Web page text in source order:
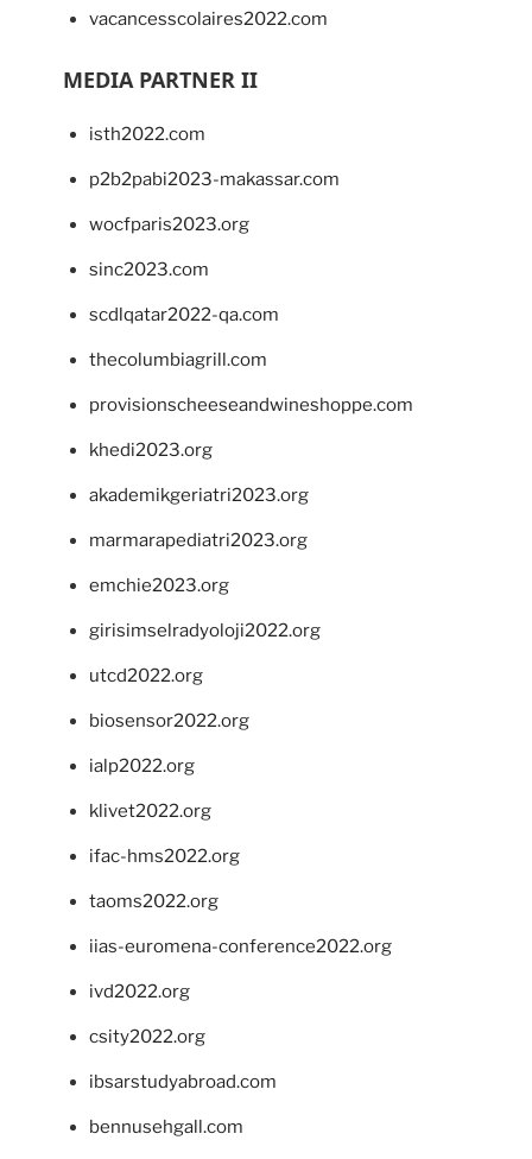
vacancesscolaires2022.com
MEDIA PARTNER II
isth2022.com
p2b2pabi2023-makassar.com
wocfparis2023.org
sinc2023.com
scdlqatar2022-qa.com
thecolumbiagrill.com
provisionscheeseandwineshoppe.com
khedi2023.org
akademikgeriatri2023.org
marmarapediatri2023.org
emchie2023.org
girisimselradyoloji2022.org
utcd2022.org
biosensor2022.org
ialp2022.org
klivet2022.org
ifac-hms2022.org
taoms2022.org
iias-euromena-conference2022.org
ivd2022.org
csity2022.org
ibsarstudyabroad.com
bennusehgall.com